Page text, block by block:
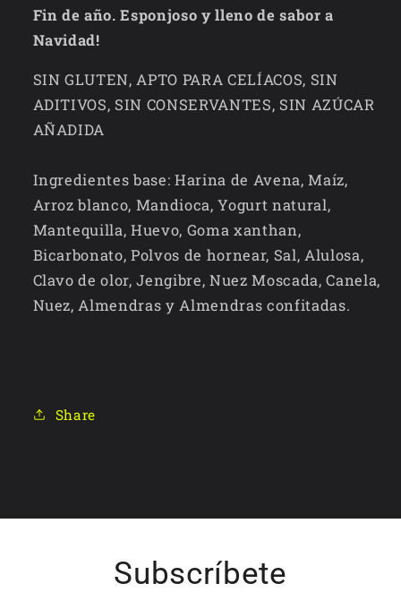
Fin de año. Esponjoso y lleno de sabor a
Navidad!
SIN GLUTEN, APTO PARA CELÍACOS, SIN
ADITIVOS, SIN CONSERVANTES, SIN AZÚCAR
AÑADIDA
Ingredientes base:Harina de Avena, Maíz,
Arroz blanco, Mandioca, Yogurt natural,
Mantequilla, Huevo, Goma xanthan,
Bicarbonato, Polvos de hornear, Sal, Alulosa,
Clavo de olor, Jengibre, Nuez Moscada, Canela,
Nuez, Almendras y Almendras confitadas.
Share
Subscríbete